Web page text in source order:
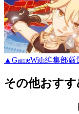
▲GameWith編集部
その他おす